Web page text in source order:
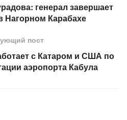
генерал завершает
Карабахе
пост
с Катаром и США по
аэропорта Кабула